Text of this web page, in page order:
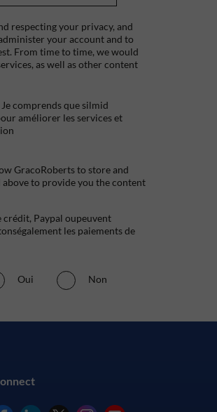
respecting your privacy, and
your account and to
From time to time, we would
as well as other content
comprends que silmid
améliorer les services et
GracoRoberts to store and
to provide you the content
Paypal oupeuvent
les paiements de
Oui Non